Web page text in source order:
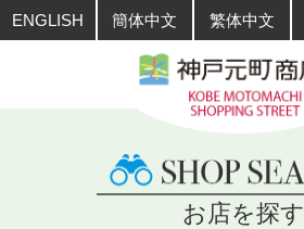
ENGLISH 簡体中文 繁体中文
お店を探す